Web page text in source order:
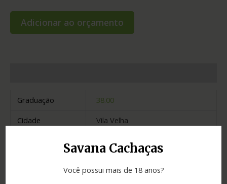
Savana Cachaças
Você possui mais de 18 anos?
Adicionar ao orçamento
Graduação
38.00
Cidade
Vila Velha
Espírito Santo